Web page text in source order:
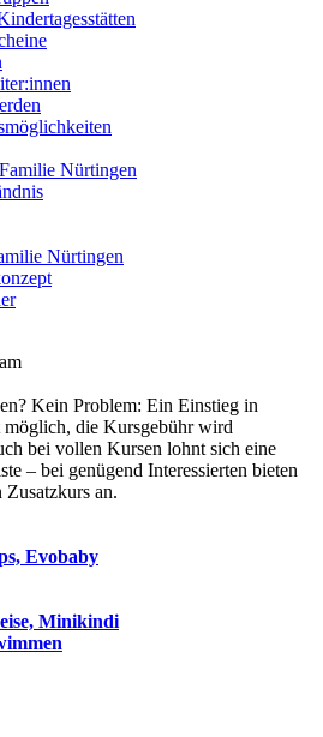
Nürtingen
Nürtingen
Kein Problem: Ein Einstieg in
möglich, die Kursgebühr wird
bei vollen Kursen lohnt sich eine
– bei genügend Interessierten bieten
an.
Evobaby
Minikindi